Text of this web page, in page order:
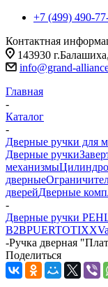
+7 (499) 490-
Контактная
143930
info@grand-
Главная
-
Каталог
-
Дверные ручки для
Дверные ручки
механизмы
дверные
дверейДверные
-
Дверные ручки
B2BPUERTOTIXX
-Ручка дверная
Поделиться